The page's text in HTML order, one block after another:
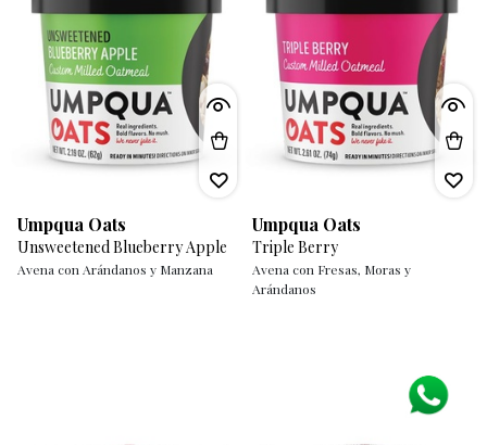
Umpqua Oats
Unsweetened Blueberry Apple
Avena con Arándanos y Manzana
Umpqua Oats
Triple Berry
Avena con Fresas, Moras y
Arándanos